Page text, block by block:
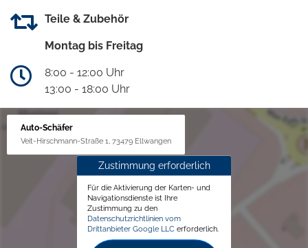
Teile & Zubehör
Montag bis Freitag
8:00 - 12:00 Uhr
13:00 - 18:00 Uhr
Auto-Schäfer
Veit-Hirschmann-Straße 1, 73479 Ellwangen
Zustimmung erforderlich
Für die Aktivierung der Karten- und
Navigationsdienste ist Ihre
Zustimmung zu den
Datenschutzrichtlinien vom
Drittanbieter Google LLC erforderlich.